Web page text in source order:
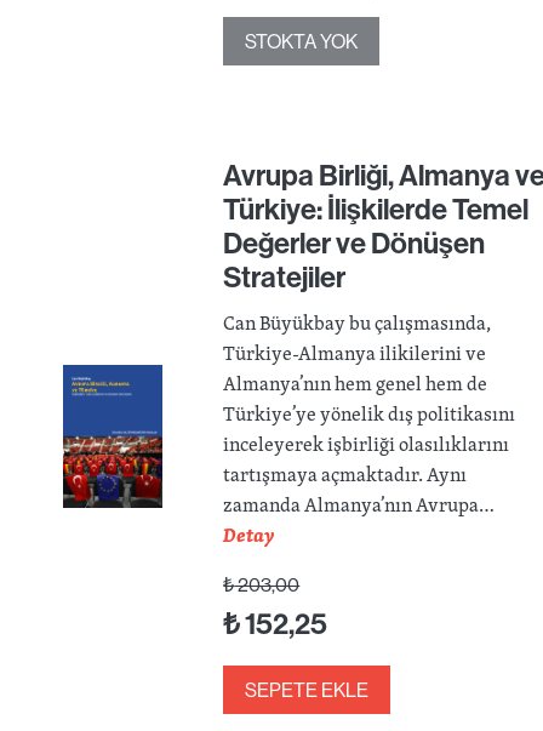
STOKTA YOK
Avrupa Birliği, Almanya
Türkiye: İlişkilerde Temel
Değerler ve Dönüşen
Stratejiler
Can Büyükbay bu çalışmasında,
Türkiye-Almanya ilikilerini ve
Almanya’nın hem genel hem de
Türkiye’ye yönelik dış politikasını
inceleyerek işbirliği olasılıklarını
tartışmaya açmaktadır. Aynı
zamanda Almanya’nın Avrupa…
Detay
₺203,00
₺152,25
SEPETE EKLE